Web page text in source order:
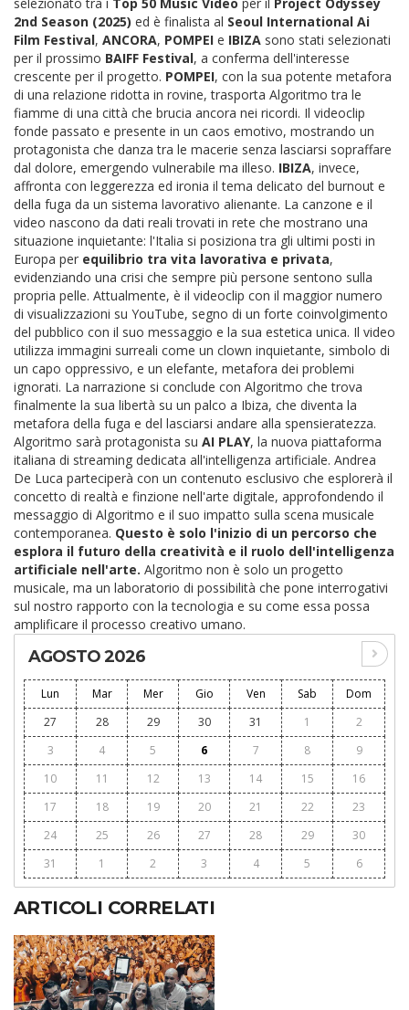
2nd Season (2025) ed è finalista al Seoul International Ai
Film Festival, ANCORA, POMPEI e IBIZA sono stati selezionati
per il prossimo BAIFF Festival, a conferma dell'interesse
crescente per il progetto. POMPEI, con la sua potente metafora
di una relazione ridotta in rovine, trasporta Algoritmo tra le
fiamme di una città che brucia ancora nei ricordi. Il videoclip
fonde passato e presente in un caos emotivo, mostrando un
protagonista che danza tra le macerie senza lasciarsi sopraffare
dal dolore, emergendo vulnerabile ma illeso. IBIZA, invece,
affronta con leggerezza ed ironia il tema delicato del burnout e
della fuga da un sistema lavorativo alienante. La canzone e il
video nascono da dati reali trovati in rete che mostrano una
situazione inquietante: l'Italia si posiziona tra gli ultimi posti in
Europa per equilibrio tra vita lavorativa e privata,
evidenziando una crisi che sempre più persone sentono sulla
propria pelle. Attualmente, è il videoclip con il maggior numero
di visualizzazioni su YouTube, segno di un forte coinvolgimento
del pubblico con il suo messaggio e la sua estetica unica. Il video
utilizza immagini surreali come un clown inquietante, simbolo di
un capo oppressivo, e un elefante, metafora dei problemi
ignorati. La narrazione si conclude con Algoritmo che trova
finalmente la sua libertà su un palco a Ibiza, che diventa la
metafora della fuga e del lasciarsi andare alla spensieratezza.
Algoritmo sarà protagonista su AI PLAY, la nuova piattaforma
italiana di streaming dedicata all'intelligenza artificiale. Andrea
De Luca parteciperà con un contenuto esclusivo che esplorerà il
concetto di realtà e finzione nell'arte digitale, approfondendo il
messaggio di Algoritmo e il suo impatto sulla scena musicale
contemporanea. Questo è solo l'inizio di un percorso che
esplora il futuro della creatività e il ruolo dell'intelligenza
artificiale nell'arte. Algoritmo non è solo un progetto
musicale, ma un laboratorio di possibilità che pone interrogativi
sul nostro rapporto con la tecnologia e su come essa possa
amplificare il processo creativo umano.
AGOSTO 2026
Lun Mar Mer Gio Ven Sab
Dom
27
28 29 30 31 1
2
3
4 5 6 7 8
9
10
11 12 13 14 15
16
17
18 19 20 21 22
23
24
25 26 27 28 29
30
31
1 2 3 4 5 6
ARTICOLI CORRELATI